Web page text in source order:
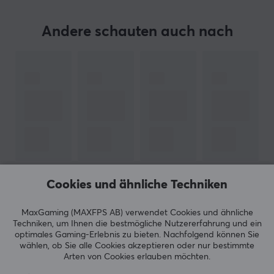
Stabilizer: Gateron Stabilizers
Weight: Copper
Badge: Copper
ARTIKEL-NUMMER:
Unsere Artikel-Nr. 32591
Andere schauten auch nach
ZEIGE MEHR
BEWERTUNGEN (1) HÄUFIG GESTELLTE FRAGEN (0)
Cookies und ähnliche Techniken
MaxGaming (MAXFPS AB) verwendet Cookies und ähnliche
Techniken, um Ihnen die bestmögliche Nutzererfahrung und ein
optimales Gaming-Erlebnis zu bieten.
Nachfolgend können Sie
wählen, ob Sie alle Cookies akzeptieren oder nur bestimmte
Arten von Cookies erlauben möchten.